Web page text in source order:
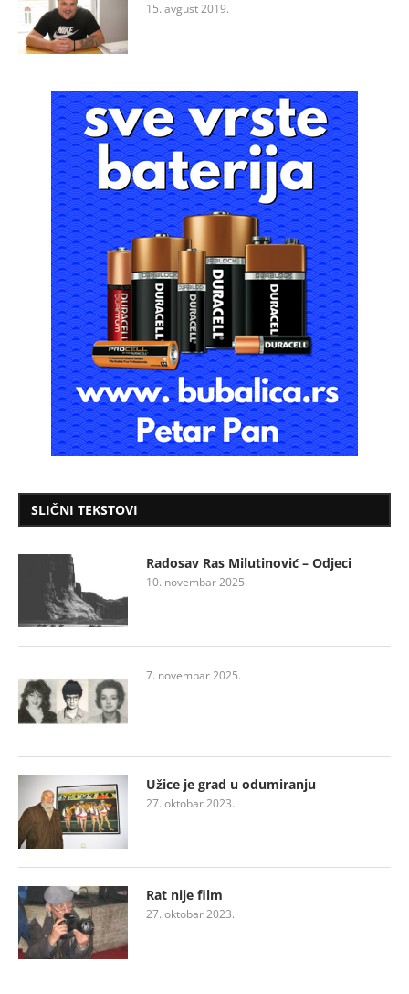
15. avgust 2019.
SLIČNI TEKSTOVI
Radosav Ras Milutinović – Odjeci
10. novembar 2025.
7. novembar 2025.
Užice je grad u odumiranju
27. oktobar 2023.
Rat nije film
27. oktobar 2023.